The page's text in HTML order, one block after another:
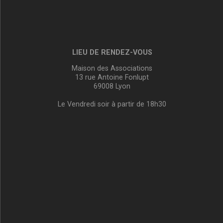
LIEU DE RENDEZ-VOUS
Maison des Associations
13 rue Antoine Fonlupt
69008 Lyon
Le Vendredi soir à partir de 18h30